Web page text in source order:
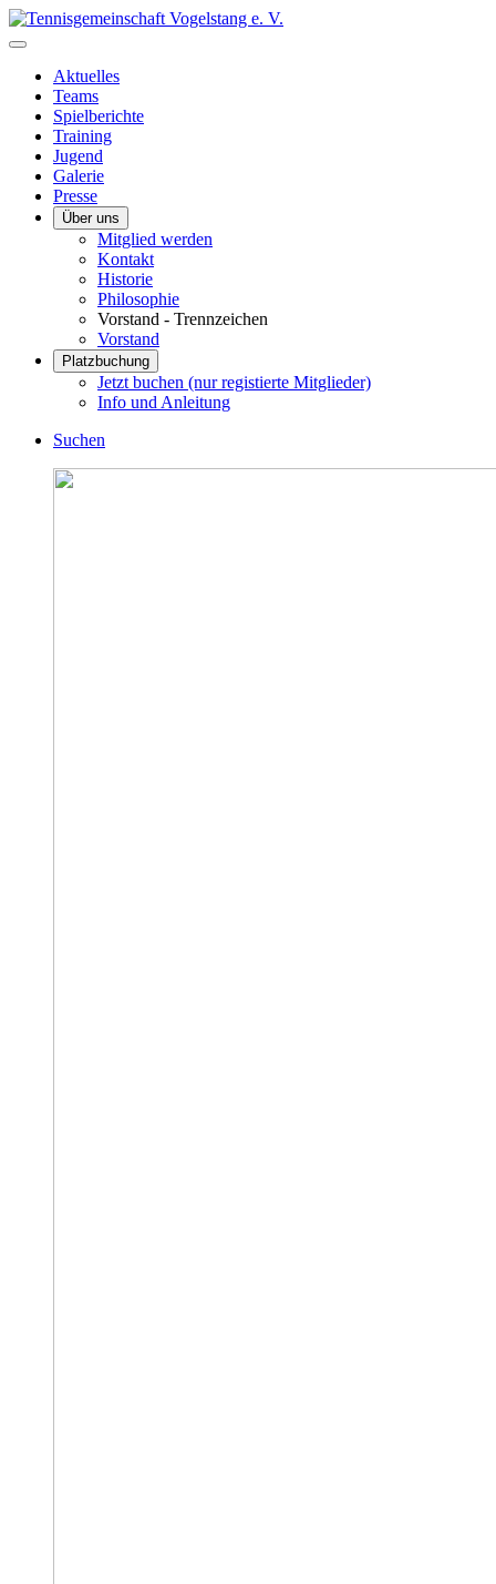
Aktuelles
Teams
Spielberichte
Training
Jugend
Galerie
Presse
Über uns
Mitglied werden
Kontakt
Historie
Philosophie
Vorstand - Trennzeichen
Vorstand
Platzbuchung
Jetzt buchen (nur registierte Mitglieder)
Info und Anleitung
Suchen